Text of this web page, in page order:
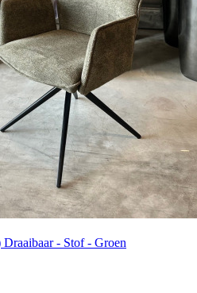
- Stof - Groen